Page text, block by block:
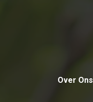
Over Ons